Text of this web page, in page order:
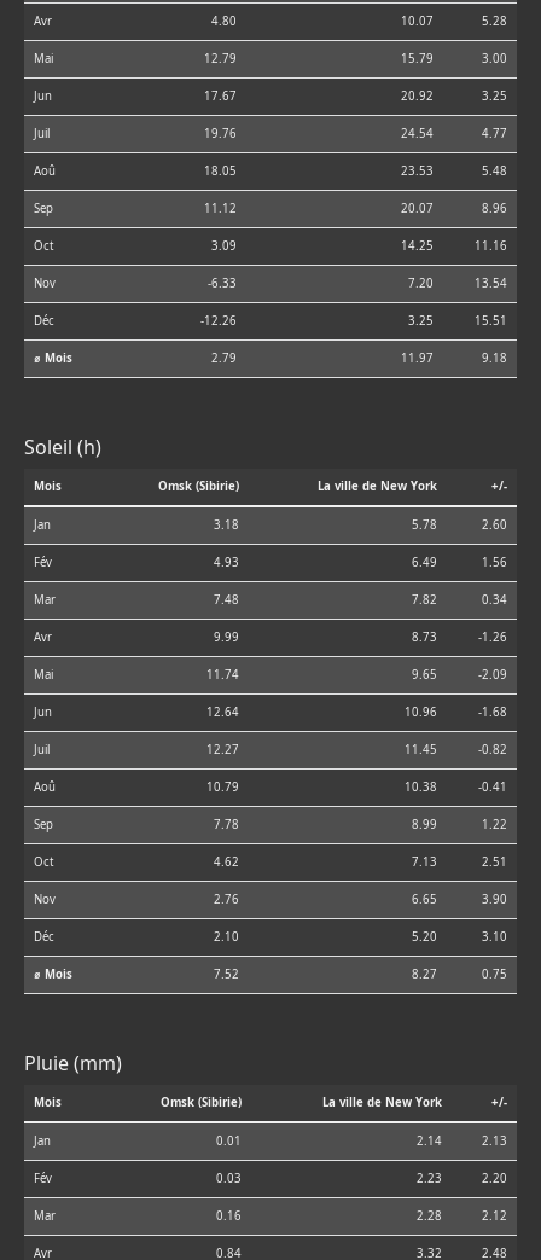
Avr 4.80 10.07 5.28
Mai 12.79 15.79 3.00
Jun 17.67 20.92 3.25
Juil 19.76 24.54 4.77
Aoû 18.05 23.53 5.48
Sep 11.12 20.07 8.96
Oct 3.09 14.25 11.16
Nov -6.33 7.20 13.54
Déc -12.26 3.25 15.51
⌀ Mois 2.79 11.97 9.18
Soleil (h)
Mois Omsk (Sibirie) La ville de New York +/-
Jan 3.18 5.78 2.60
Fév 4.93 6.49 1.56
Mar 7.48 7.82 0.34
Avr 9.99 8.73 -1.26
Mai 11.74 9.65 -2.09
Jun 12.64 10.96 -1.68
Juil 12.27 11.45 -0.82
Aoû 10.79 10.38 -0.41
Sep 7.78 8.99 1.22
Oct 4.62 7.13 2.51
Nov 2.76 6.65 3.90
Déc 2.10 5.20 3.10
⌀ Mois 7.52 8.27 0.75
Pluie (mm)
Mois Omsk (Sibirie) La ville de New York +/-
Jan 0.01 2.14 2.13
Fév 0.03 2.23 2.20
Mar 0.16 2.28 2.12
Avr 0.84 3.32 2.48